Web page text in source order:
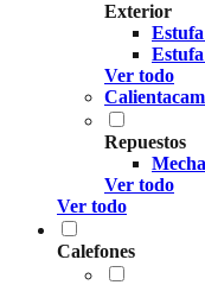
Exterior
Ver todo
Repuestos
Mecha
Ver todo
Ver todo
Calefones